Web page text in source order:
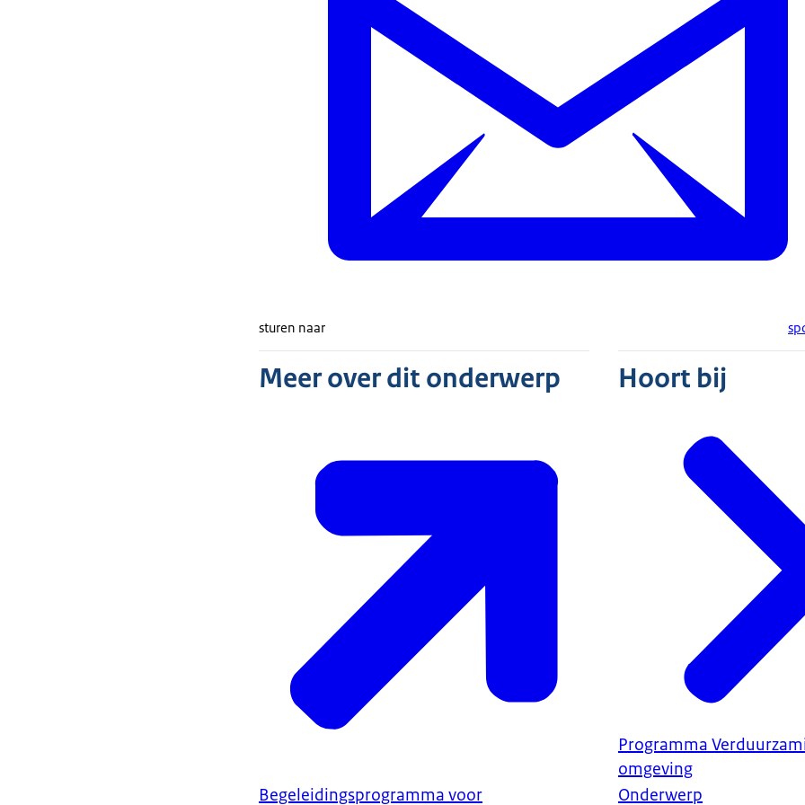
sturen naar
Meer over dit onderwerp
Begeleidingsprogramma voor
Hoort bij
Programma
omgeving
Onderwerp